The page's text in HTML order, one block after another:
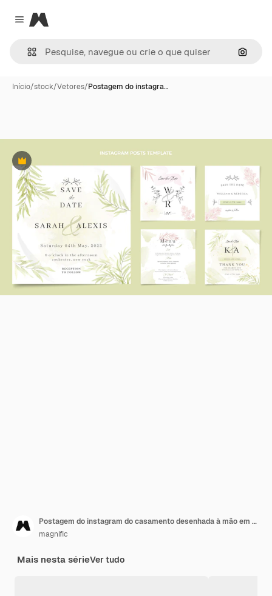
Close menu
Magnific
Início/stock/Vetores/Postagem do instagra…
Premium
Postagem do instagram do casamento desenhada à mão em aquarela
magnific
Mais nesta sérieVer tudo